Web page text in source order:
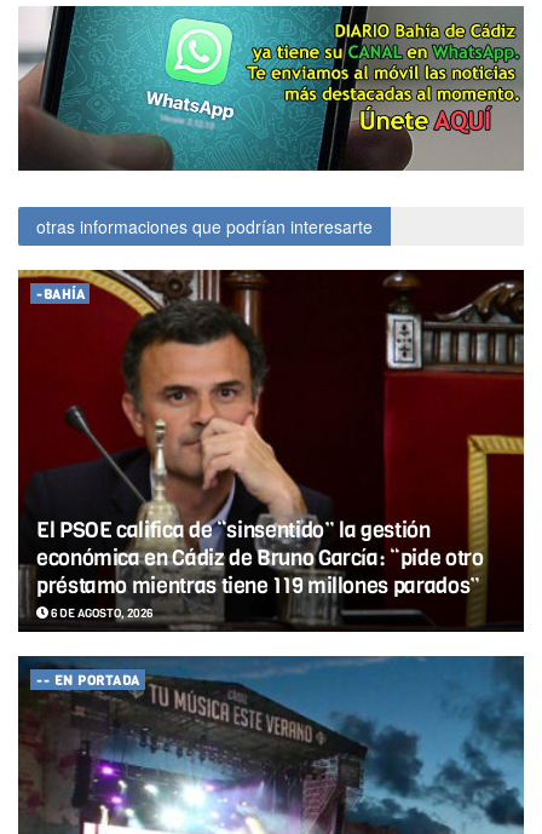
otras informaciones que podrían interesarte
-BAHÍA
El PSOE califica de “sinsentido” la gestión
económica en Cádiz de Bruno García: “pide otro
préstamo mientras tiene 119 millones parados”
6 DE AGOSTO, 2026
-- EN PORTADA